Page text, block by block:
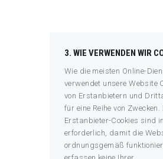
3. WIE VERWENDEN WIR
Wie die meisten Online-
verwendet unsere Website
von Erstanbietern und
für eine Reihe von Zwecken.
Erstanbieter-Cookies sind
erforderlich, damit die
ordnungsgemäß